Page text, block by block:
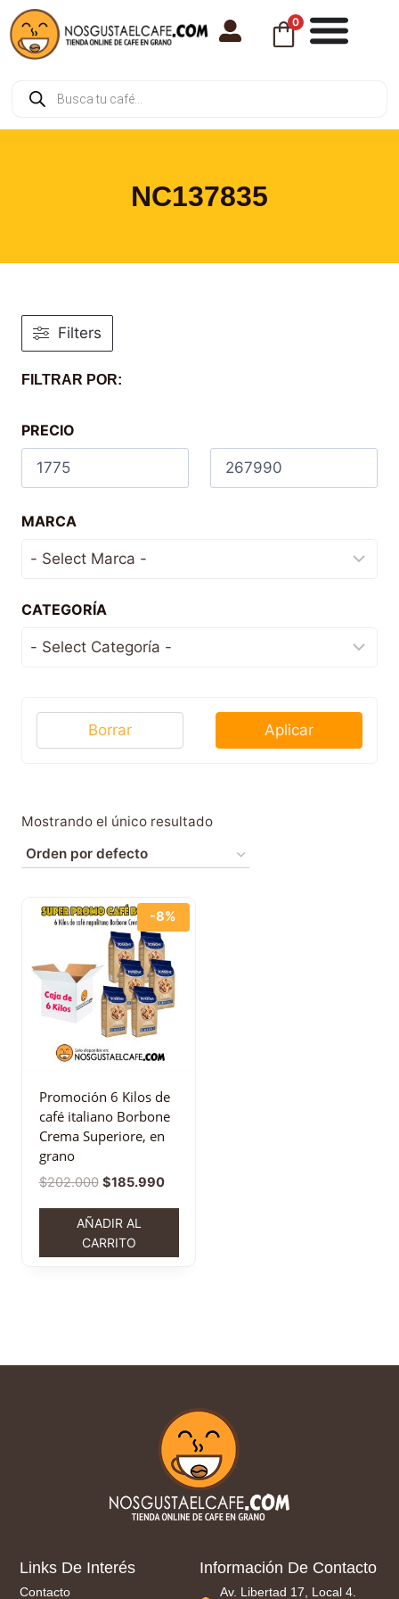
0
NC137835
Mostrando el único resultado
-8%
Promoción 6 Kilos de
café italiano Borbone
Crema Superiore, en
grano
$202.000 $185.990
AÑADIR AL
CARRITO
Filters
FILTRAR POR:
PRECIO
MARCA
CATEGORÍA
Aplicar
Borrar
Links De Interés
Contacto
Información De Contacto
Av. Libertad 17, Local 4.